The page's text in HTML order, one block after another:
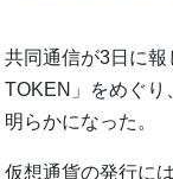
共同通信が3日に
TOKEN」をめぐり
明らかになった。
仮想通貨の発行に